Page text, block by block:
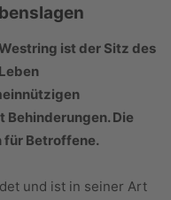
ist der Sitz des
Behinderungen. Die
für Betroffene.
und ist in seiner Art